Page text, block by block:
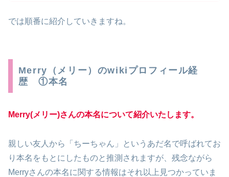
では順番に紹介していきますね。
Merry（メリー）のwikiプロフィール経
歴 ①本名
Merry(メリー)さんの本名について紹介いたします。
親しい友人から「ちーちゃん」というあだ名で呼ばれてお
り本名をもとにしたものと推測されますが、残念ながら
Merryさんの本名に関する情報はそれ以上見つかっていま